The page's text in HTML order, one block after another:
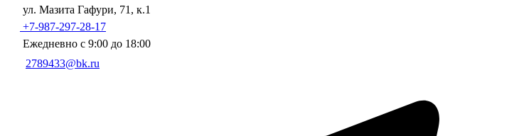
ул. Мазита Гафури, 71, к.1
+7-987-297-28-17
Ежедневно с 9:00 до 18:00
2789433@bk.ru